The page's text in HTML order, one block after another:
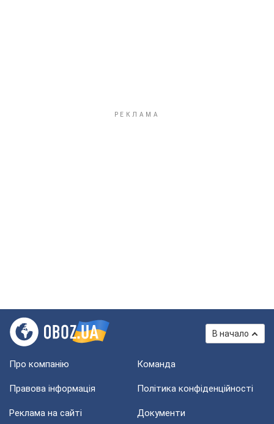
В начало
Про компанію Команда
Правова інформація Політика конфіденційності
Реклама на сайті Документи